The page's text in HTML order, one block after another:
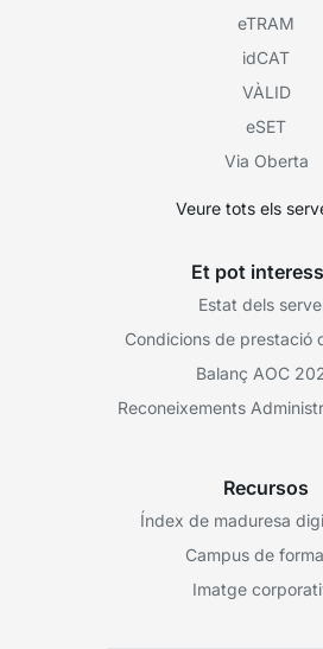
eTRAM
idCAT
VÀLID
eSET
Via Oberta
Veure tots els
Et pot
Estat dels
Condicions de prestació
Balanç AOC
Reconeixements
Recursos
Índex de maduresa
Campus de
Imatge